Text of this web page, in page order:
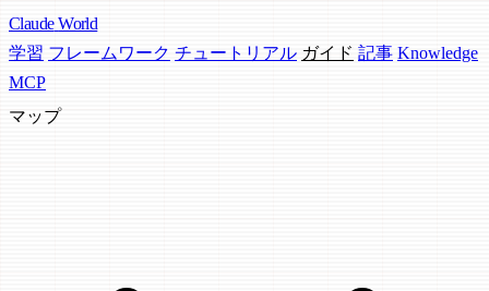
Claude World
学習 フレームワーク チュートリアル ガイド 記事 Knowledge
MCP
マップ